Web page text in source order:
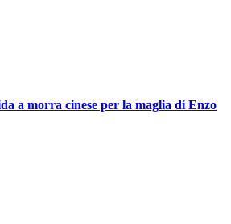
a morra cinese per la maglia di Enzo